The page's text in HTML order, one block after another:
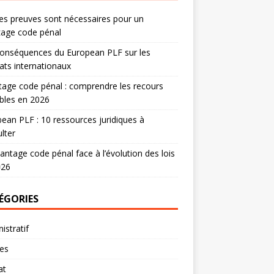
preuves sont nécessaires pour un
code pénal
du European PLF sur les
internationaux
code pénal : comprendre les recours
en 2026
PLF : 10 ressources juridiques à
code pénal face à l’évolution des lois